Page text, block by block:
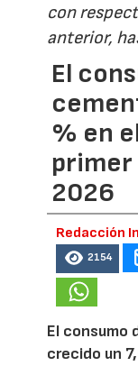
con
anterior,
El
% en
primer
2026
Redacción
2154
El consumo
crecido un